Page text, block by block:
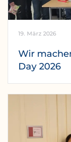
19. März 2026
Wir
Day 2026